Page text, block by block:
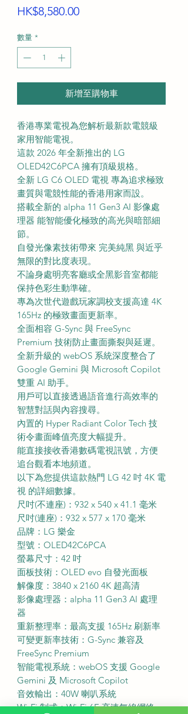
HK$8,580.00價
數量 *
新增至購物車
香港專業電視為您解析最新款電競級
家用智能電視。
這款 2026 年全新推出的 LG
OLED42C6PCA 擁有頂級規格。
全新 LG C6 OLED 電視 專為追求極致
畫質與電競性能的香港用家而設。
搭載全新的 alpha 11 Gen3 AI 影像處
理器 能智能優化極致的高光與暗部細
節。
自發光像素技術帶來 完美純黑 與近乎
無限的對比度表現。
不論身處明亮客廳或全黑影音室都能
保持色彩生動準確。
專為次世代遊戲玩家調校支援高達 4K
165Hz 的極致畫面更新率。
全面相容 G-Sync 與 FreeSync
Premium 技術防止畫面撕裂與延遲。
全新升級的 webOS 系統深度整合了
Google Gemini 與 Microsoft Copilot
雙重 AI 助手。
用戶可以直接透過語音進行高效率的
智慧對話與內容搜尋。
內置的 Hyper Radiant Color Tech 技
術令畫面峰值亮度大幅提升。
能直接接收香港數碼電視訊號，方便
追台觀看本地頻道。
以下為您提供這款熱門 LG 42 吋 4K 電
視 的詳細數據。
尺吋(不連座)：932 x 540 x 41.1 毫米
尺吋(連座)：932 x 577 x 170 毫米
品牌：LG 樂金
型號：OLED42C6PCA
螢幕尺寸：42 吋
面板技術：OLED evo 自發光面板
解像度：3840 x 2160 4K 超高清
影像處理器：alpha 11 Gen3 AI 處理
器
重新整理率：最高支援 165Hz 刷新率
可變更新率技術：G-Sync 兼容及
FreeSync Premium
智能電視系統：webOS 支援 Google
Gemini 及 Microsoft Copilot
音效輸出：40W 喇叭系統
Wi-Fi 制式：Wi-Fi 6E 高速無線網絡